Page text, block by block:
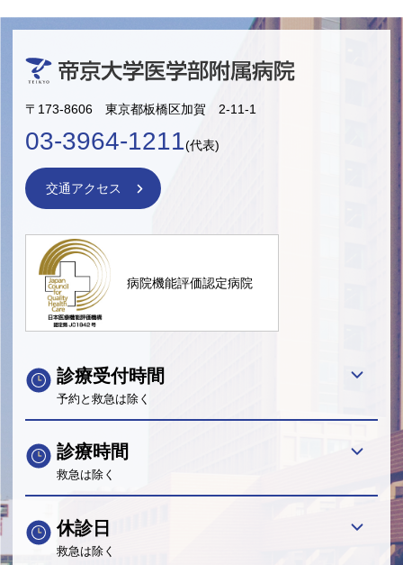
〒173-8606 東京都板橋区加賀 2-11-1
03-3964-1211(代表)
交通アクセス
病院機能評価認定病院
診療受付時間
予約と救急は除く
診療時間
救急は除く
休診日
救急は除く